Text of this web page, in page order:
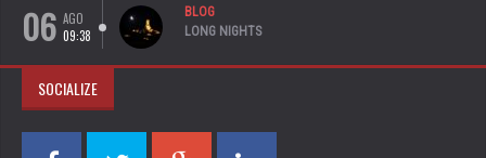
06 AGO
09:38
BLOG
LONG NIGHTS
SOCIALIZE